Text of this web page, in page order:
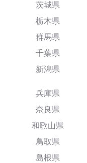
茨城県
栃木県
群馬県
千葉県
新潟県
兵庫県
奈良県
和歌山県
鳥取県
島根県